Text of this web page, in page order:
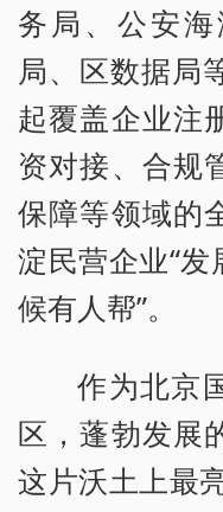
务局、公安
局、区数据局
起覆盖企业注
资对接、合规
保障等领域的
淀民营企业“
候有人帮”。
作为北京
区，蓬勃发展
这片沃土上最